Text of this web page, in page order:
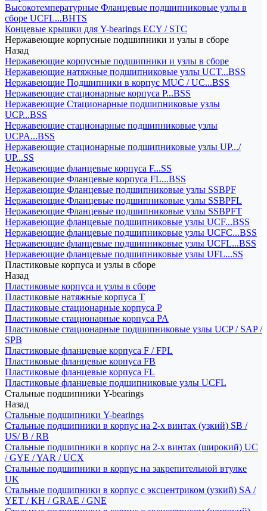
Высокотемпературные Фланцевые подшипниковые узлы в
сборе UCFL...BHTS
Концевые крышки для Y-bearings ECY / STC
Нержавеющие корпусные подшипники и узлы в сборе
Назад
Нержавеющие корпусные подшипники и узлы в сборе
Нержавеющие натяжные подшипниковые узлы UCT...BSS
Нержавеющие Подшипники в корпус MUC / UC...BSS
Нержавеющие стационарные корпуса P...BSS
Нержавеющие Стационарные подшипниковые узлы
UCP...BSS
Нержавеющие стационарные подшипниковые узлы
UCPA...BSS
Нержавеющие стационарные подшипниковые узлы UP.../
UP...SS
Нержавеющие фланцевые корпуса F...SS
Нержавеющие Фланцевые корпуса FL...BSS
Нержавеющие Фланцевые подшипниковые узлы SSBPF
Нержавеющие Фланцевые подшипниковые узлы SSBPFL
Нержавеющие Фланцевые подшипниковые узлы SSBPFT
Нержавеющие фланцевые подшипниковые узлы UCF...BSS
Нержавеющие фланцевые подшипниковые узлы UCFC...BSS
Нержавеющие фланцевые подшипниковые узлы UCFL...BSS
Нержавеющие фланцевые подшипниковые узлы UFL...SS
Пластиковые корпуса и узлы в сборе
Назад
Пластиковые корпуса и узлы в сборе
Пластиковые натяжные корпуса T
Пластиковые стационарные корпуса P
Пластиковые стационарные корпуса PA
Пластиковые стационарные подшипниковые узлы UCP / SAP /
SPB
Пластиковые фланцевые корпуса F / FPL
Пластиковые фланцевые корпуса FB
Пластиковые фланцевые корпуса FL
Пластиковые фланцевые подшипниковые узлы UCFL
Стальные подшипники Y-bearings
Назад
Стальные подшипники Y-bearings
Стальные подшипники в корпус на 2-х винтах (узкий) SB /
US/ B / RB
Стальные подшипники в корпус на 2-х винтах (широкий) UC
/ GYE / YAR / UCX
Стальные подшипники в корпус на закрепительной втулке
UK
Стальные подшипники в корпус с эксцентриком (узкий) SA /
YET / KH / GRAE / GNE